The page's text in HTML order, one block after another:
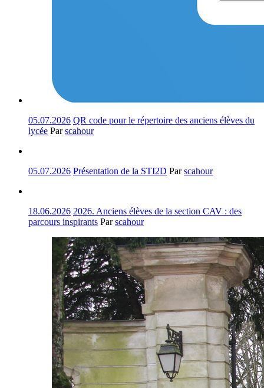
05.07.2026 QR code pour le répertoire des anciens élèves du
lycée Parscahour
05.07.2026 Présentation de la STI2D Parscahour
18.06.2026 2026. Anciens élèves de la section CAV : des
parcours inspirants Parscahour